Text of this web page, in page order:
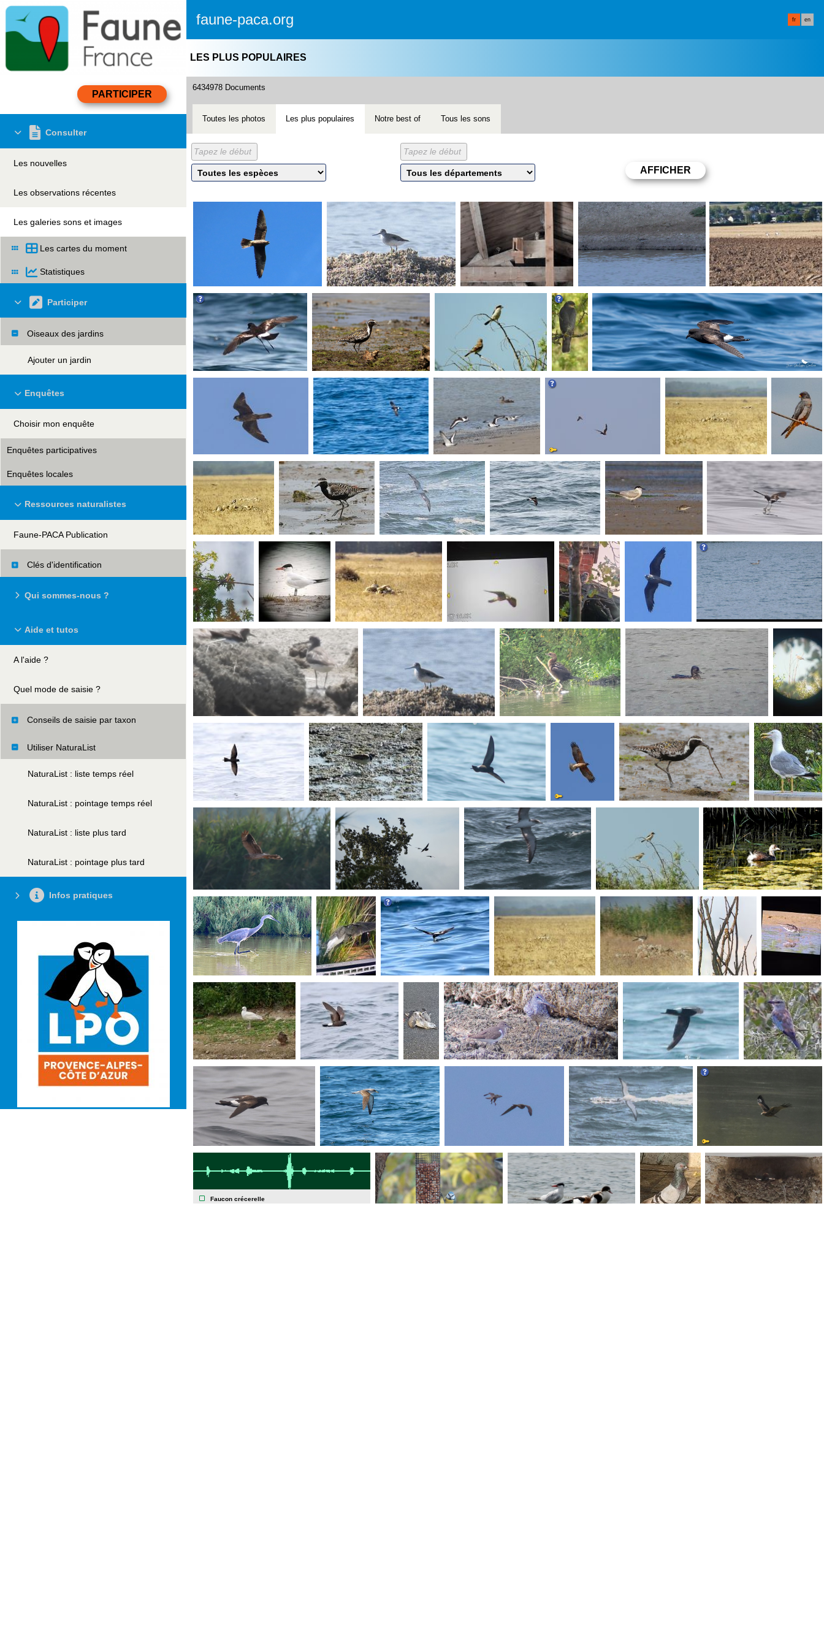
faune-paca.org fr en
Consulter
Les nouvelles
Les observations récentes
Les galeries sons et images
Les cartes du moment
Statistiques
Participer
Oiseaux des jardins
Ajouter un jardin
Enquêtes
Choisir mon enquête
Enquêtes participatives
Enquêtes locales
Ressources naturalistes
Faune-PACA Publication
Clés d'identification
Qui sommes-nous ?
Aide et tutos
A l'aide ?
Quel mode de saisie ?
Conseils de saisie par taxon
Utiliser NaturaList
NaturaList : liste temps réel
NaturaList : pointage temps réel
NaturaList : liste plus tard
NaturaList : pointage plus tard
Infos pratiques
LES PLUS POPULAIRES
6434978 Documents
Toutes les photos Les plus populaires Notre best of Tous les sons
Faucon crécerelle